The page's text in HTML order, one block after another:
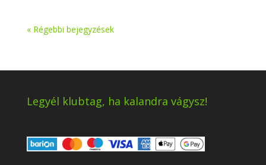
« Régebbi bejegyzések
Legyél klubtag, ha kalandra vágysz!